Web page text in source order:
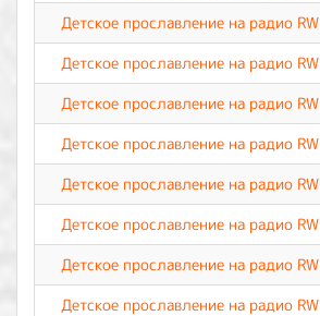
Детское прославление на радио RW
Детское прославление на радио RW
Детское прославление на радио RW
Детское прославление на радио RW
Детское прославление на радио RW
Детское прославление на радио RW
Детское прославление на радио RW
Детское прославление на радио RW